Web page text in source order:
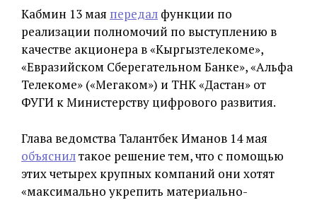
Кабмин 13 мая передал функции по
реализации полномочий по выступлению в
качестве акционера в «Кыргызтелекоме»,
«Евразийском Сберегательном Банке», «Альфа
Телекоме» («Мегаком») и ТНК «Дастан» от
ФУГИ к Министерству цифрового развития.
Глава ведомства Талантбек Иманов 14 мая
объяснилтакое решение тем, что с помощью
этих четырех крупных компаний они хотят
«максимально укрепить материально-